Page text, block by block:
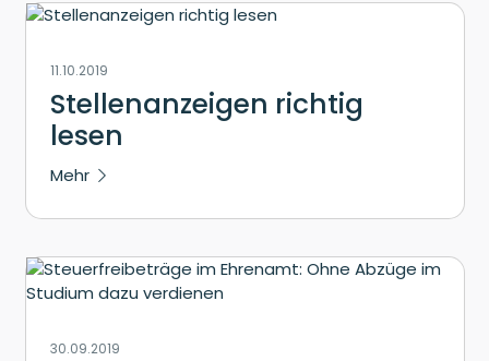
11.10.2019
Stellenanzeigen richtig
lesen
Mehr
30.09.2019